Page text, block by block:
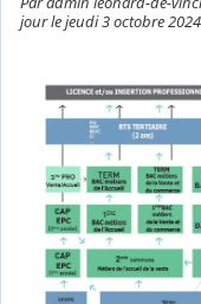
jour le jeudi 3 octobre